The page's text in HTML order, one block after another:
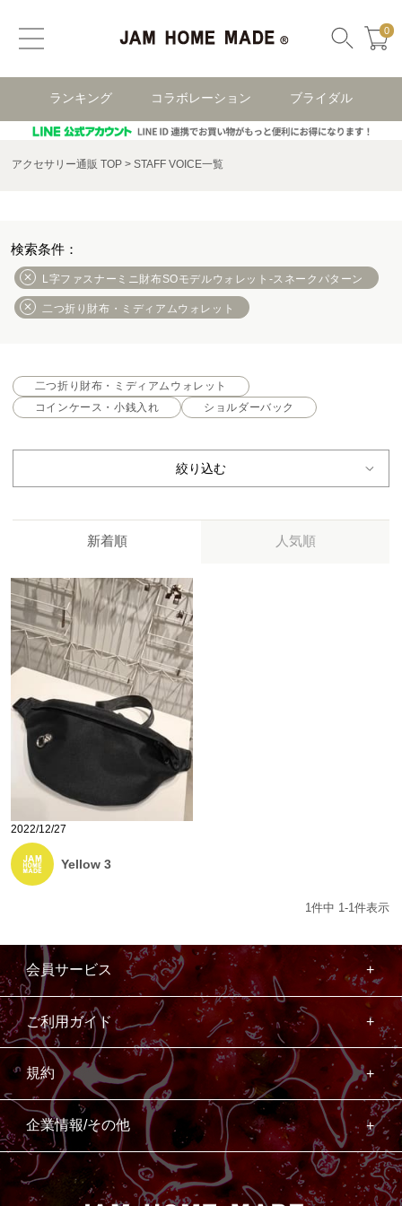
0
ランキング コラボレーション ブライダル
アクセサリー通販 TOP STAFF VOICE一覧
L字ファスナーミニ財布SOモデルウォレット-スネークパターン
二つ折り財布・ミディアムウォレット
二つ折り財布・ミディアムウォレット
コインケース・小銭入れ
ショルダーバック
絞り込む
新着順 人気順
2022/12/27
Yellow 3
1 件中 1 -1 件表示
会員サービス
ご利用ガイド
規約
企業情報/その他